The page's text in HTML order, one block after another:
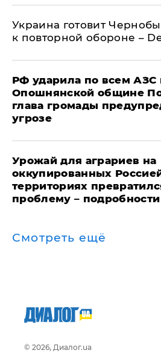
Украина готовит
к повторной обороне –
РФ ударила по всем АЗС
Опошнянской общине
глава громады
угрозе
Урожай для аграриев на
оккупированных
территориях
проблему –
Смотреть ещё
© 2026, Диалог.ua